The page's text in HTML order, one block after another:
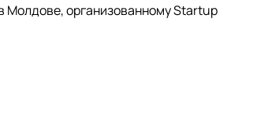
Молдове, организованному Startup